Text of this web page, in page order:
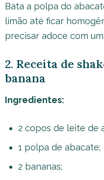
Bata a polpa do
limão até ficar
precisar adoce com
2. Receita de
banana
Ingredientes:
2 copos de leite de
1 polpa de abacate;
2 bananas;